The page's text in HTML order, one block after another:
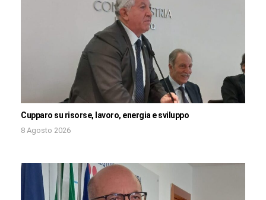
Cupparo su risorse, lavoro, energia e sviluppo
8 Agosto 2026